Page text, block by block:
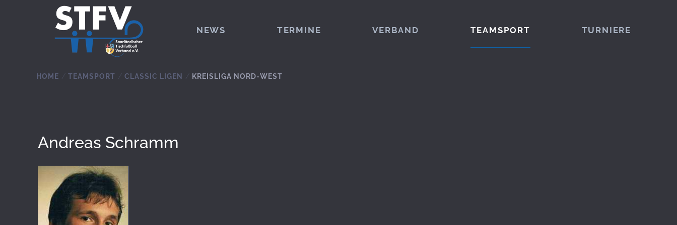
Zum Hauptinhalt springen
NEWS TERMINE VERBAND TEAMSPORT TURNIERE
HOME TEAMSPORT CLASSIC LIGEN KREISLIGA NORD-WEST
Andreas Schramm